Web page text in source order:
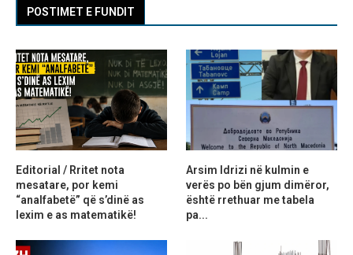
POSTIMET E FUNDIT
Editorial / Rritet nota
mesatare, por kemi
“analfabetë” që s’dinë as
lexim e as matematikë!
Arsim Idrizi në kulmin e
verës po bën gjum dimëror,
është rrethuar me tabela
pa...